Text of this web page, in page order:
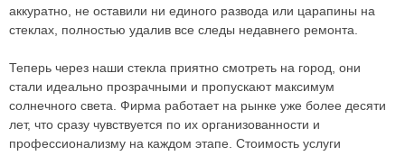
аккуратно, не оставили ни единого развода или царапины на
стеклах, полностью удалив все следы недавнего ремонта.
Теперь через наши стекла приятно смотреть на город, они
стали идеально прозрачными и пропускают максимум
солнечного света. Фирма работает на рынке уже более десяти
лет, что сразу чувствуется по их организованности и
профессионализму на каждом этапе. Стоимость услуги